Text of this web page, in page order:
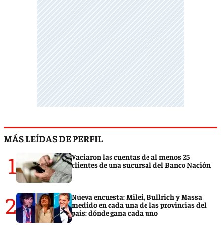
MÁS LEÍDAS DE PERFIL
1
Vaciaron las cuentas de al menos 25
clientes de una sucursal del Banco Nación
2
Nueva encuesta: Milei, Bullrich y Massa
medido en cada una de las provincias del
país: dónde gana cada uno